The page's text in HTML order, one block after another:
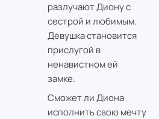
разлучают Диону с
сестрой и любимым.
Девушка становится
прислугой в
ненавистном ей
замке.
Сможет ли Диона
исполнить свою мечту